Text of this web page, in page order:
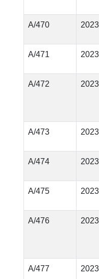
А/470
А/471
А/472
А/473
А/474
А/475
А/476
А/477